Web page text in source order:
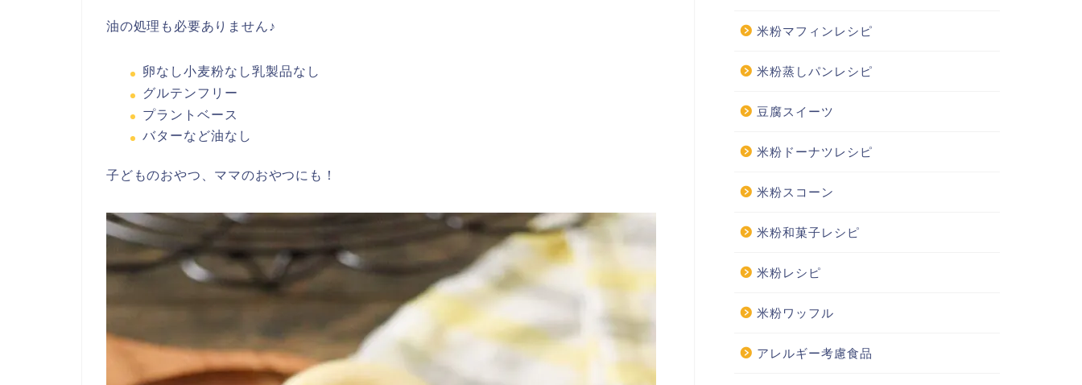
油の処理も必要ありません♪
卵なし小麦粉なし乳製品なし
グルテンフリー
プラントベース
バターなど油なし
子どものおやつ、ママのおやつにも！
米粉マフィンレシピ
米粉蒸しパンレシピ
豆腐スイーツ
米粉ドーナツレシピ
米粉スコーン
米粉和菓子レシピ
米粉レシピ
米粉ワッフル
アレルギー考慮食品